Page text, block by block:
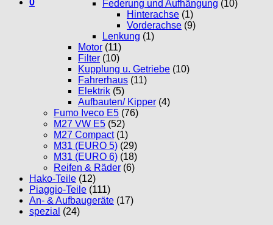
0
Federung und Aufhängung (10)
Hinterachse (1)
Vorderachse (9)
Lenkung (1)
Motor (11)
Filter (10)
Kupplung u. Getriebe (10)
Fahrerhaus (11)
Elektrik (5)
Aufbauten/ Kipper (4)
Fumo Iveco E5 (76)
M27 VW E5 (52)
M27 Compact (1)
M31 (EURO 5) (29)
M31 (EURO 6) (18)
Reifen & Räder (6)
Hako-Teile (12)
Piaggio-Teile (111)
An- & Aufbaugeräte (17)
spezial (24)